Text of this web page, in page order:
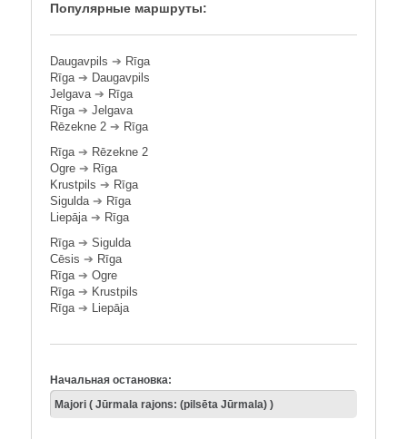
Популярные маршруты:
Daugavpils ➔ Rīga
Rīga➔ Daugavpils
Jelgava➔ Rīga
Rīga➔ Jelgava
Rēzekne 2 ➔ Rīga
Rīga➔ Rēzekne 2
Ogre ➔ Rīga
Krustpils ➔ Rīga
Sigulda➔ Rīga
Liepāja➔ Rīga
Rīga➔ Sigulda
Cēsis ➔ Rīga
Rīga➔ Ogre
Rīga➔ Krustpils
Rīga➔ Liepāja
Начальная остановка: